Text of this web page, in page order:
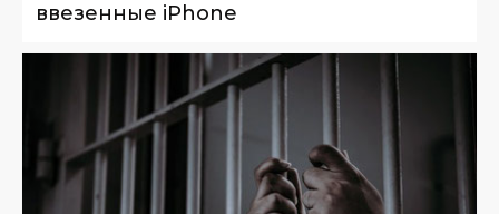
ввезенные iPhone